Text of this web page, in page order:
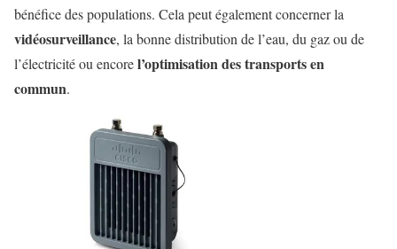
bénéfice des populations. Cela peut également concerner la
vidéosurveillance, la bonne distribution de l’eau, du gaz ou de
l’électricité ou encorel’optimisation des transports en
commun.